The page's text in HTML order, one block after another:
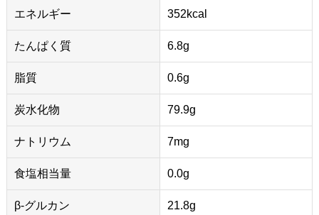
エネルギー
352kcal
たんぱく質 6.8g
脂質 0.6g
炭水化物 79.9g
ナトリウム 7mg
食塩相当量 0.0g
β-グルカン 21.8g